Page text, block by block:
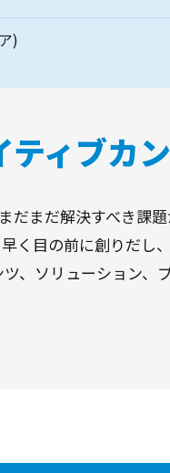
)
ィブカ
だまだ解決すべき課
目の前に創りだし
、ソリューション